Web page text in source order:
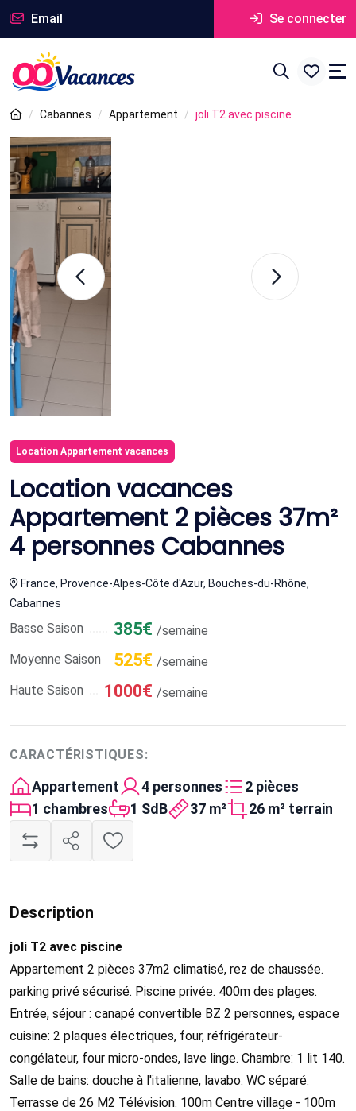
Email Se connecter
Cabannes Appartement joli T2 avec piscine
Location Appartement vacances
Location vacances
Appartement 2 pièces 37m²
4 personnes Cabannes
France, Provence-Alpes-Côte d'Azur, Bouches-du-Rhône,
Cabannes
Basse Saison 385€ /semaine
Moyenne Saison
525€ /semaine
Haute Saison
1000€ /semaine
CARACTÉRISTIQUES:
Appartement 4 personnes
2 pièces
1 chambres
1 SdB 37 m² 26 m² terrain
Description
joli T2 avec piscine
Appartement 2 pièces 37m2 climatisé, rez de chaussée.
parking privé sécurisé. Piscine privée. 400m des plages.
Entrée, séjour : canapé convertible BZ 2 personnes, espace
cuisine: 2 plaques électriques, four, réfrigérateur-
congélateur, four micro-ondes, lave linge. Chambre: 1 lit 140.
Salle de bains: douche à l'italienne, lavabo. WC séparé.
Terrasse de 26 M2 Télévision. 100m Centre village - 100m